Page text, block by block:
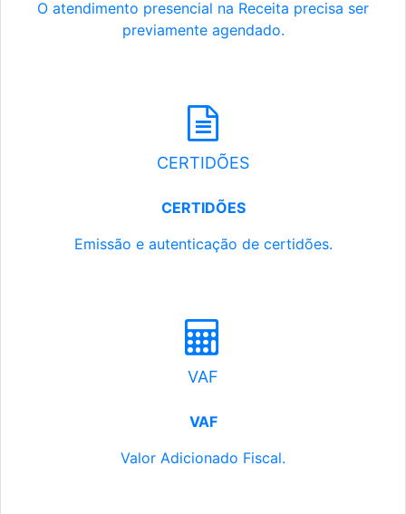
O atendimento presencial na Receita precisa ser
previamente agendado.
CERTIDÕES
CERTIDÕES
Emissão e autenticação de certidões.
VAF
VAF
Valor Adicionado Fiscal.